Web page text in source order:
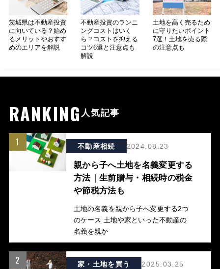
茨城県は不動産投資
に向いている？始め
るメリットやおすす
めのエリアを解説
不動産投資のランニ
ングコストはいく
ら？コストを抑える
コツ6選と注意点も
解説
土地を高く売るため
に守りたいポイント
7選！土地を売る際
の注意点も
RANKING 人気記事
1 不動産相続 2024.08.23
親から子へ土地を名義変更する
方法｜生前贈与・相続時の税金
や節税方法も
土地の名義を親から子へ変更する2つ
のケース 土地や家といった不動産の
名義を親か
2 家・土地を買う 2025.03.25